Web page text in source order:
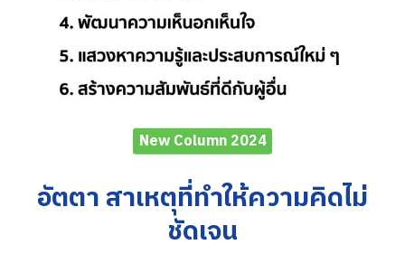
New Column 2024
อัตตา สาเหตุที่ทำให้ความคิดไม่
ชัดเจน